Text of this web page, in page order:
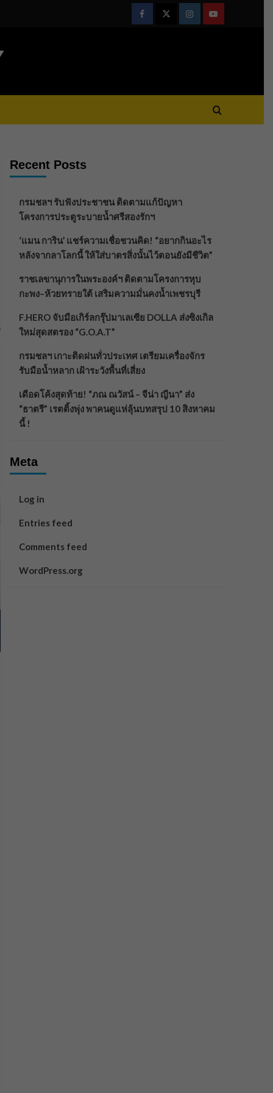
FacebookTwitterInstagramYoutube
Recent Posts
กรมชลฯ รับฟังประชาชน ติดตามแก้ปัญหา
โครงการประตูระบายน้ำศรีสองรักฯ
‘แมน การิน’ แชร์ความเชื่อชวนคิด! “อยากกินอะไร
หลังจากลาโลกนี้ ให้ใส่บาตรสิ่งนั้นไว้ตอนยังมีชีวิต”
ราชเลขานุการในพระองค์ฯ ติดตามโครงการหุบ
กะพง–ห้วยทรายใต้ เสริมความมั่นคงน้ำเพชรบุรี
F.HERO จับมือเกิร์ลกรุ๊ปมาเลเซีย DOLLA ส่งซิงเกิล
ใหม่สุดสตรอง “G.O.A.T”
กรมชลฯ เกาะติดฝนทั่วประเทศ เตรียมเครื่องจักร
รับมือน้ำหลาก เฝ้าระวังพื้นที่เสี่ยง
เดือดโค้งสุดท้าย! “ภณ ณวัสน์ – จีน่า ญีนา” ส่ง
“ธาตรี” เรตติ้งพุ่ง พาคนดูแห่ลุ้นบทสรุป 10 สิงหาคม
นี้ !
Meta
Log in
Entries feed
Comments feed
WordPress.org